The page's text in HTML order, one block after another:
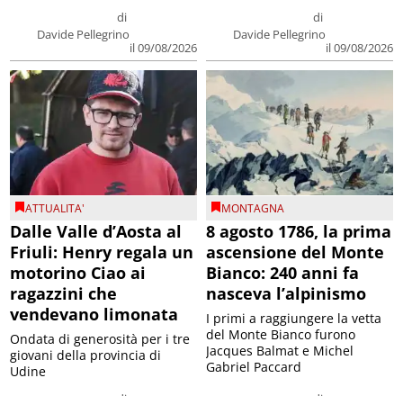
di
Davide Pellegrino
il 09/08/2026
di
Davide Pellegrino
il 09/08/2026
ATTUALITA'
Dalle Valle d’Aosta al
Friuli: Henry regala un
motorino Ciao ai
ragazzini che
vendevano limonata
Ondata di generosità per i tre
giovani della provincia di
Udine
MONTAGNA
8 agosto 1786, la prima
ascensione del Monte
Bianco: 240 anni fa
nasceva l’alpinismo
I primi a raggiungere la vetta
del Monte Bianco furono
Jacques Balmat e Michel
Gabriel Paccard